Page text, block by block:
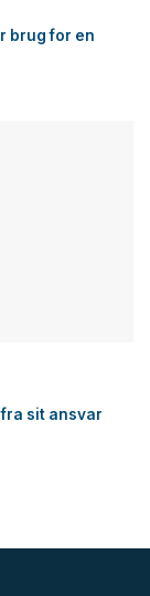
brug for en
sit ansvar